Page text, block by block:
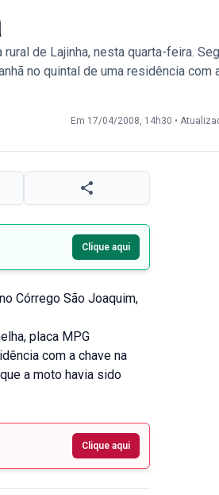
de Lajinha, nesta quarta-feira.
no quintal de uma residência com
Em 17/04/2008, 14h30 •
Clique aqui
Córrego São Joaquim,
placa MPG
com a chave na
a moto havia sido
Clique aqui